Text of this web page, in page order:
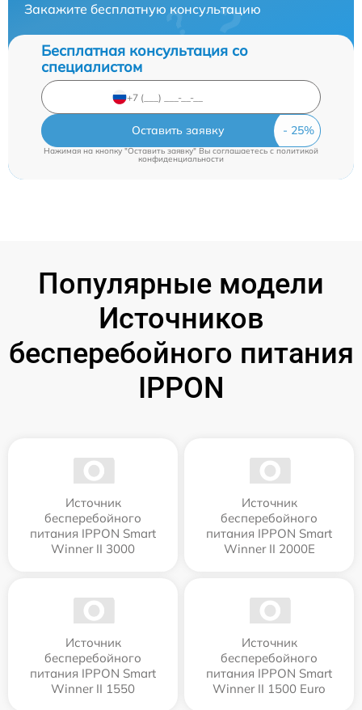
Закажите бесплатную консультацию
Бесплатная консультация со
специалистом
Оставить заявку
Нажимая на кнопку "Оставить заявку" Вы соглашаетесь cполитикой
конфиденциальности
Популярные модели
Источников
бесперебойного питания
IPPON
Источник
бесперебойного
питания IPPON Smart
Winner II 3000
Источник
бесперебойного
питания IPPON Smart
Winner II 2000E
Источник
бесперебойного
питания IPPON Smart
Winner II 1550
Источник
бесперебойного
питания IPPON Smart
Winner II 1500 Euro